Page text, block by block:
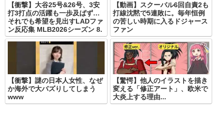
【衝撃】大谷25号&26号、3安
打3打点の活躍も一歩及ばず…
それでも希望を見出すLADファ
ン反応集 MLB2026シーズン 8.
【動画】スクーバル6回自責2も
打線沈黙で5連敗に。毎年恒例
の苦しい時期に入るドジャース
ファン
【衝撃】謎の日本人女性、なぜ
か海外で大バズりしてしまう
www
【驚愕】他人のイラストを描き
変える「修正アート」、欧米で
大炎上する理由...